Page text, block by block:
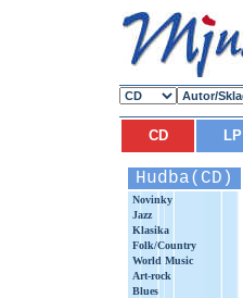
CD LP
Hudba(CD)
Novinky
Jazz
Klasika
Folk/Country
World Music
Art-rock
Blues